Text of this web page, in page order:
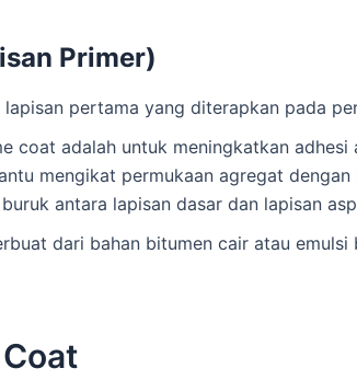
Primer)
pertama yang diterapkan pada
coat adalah untuk meningkatkan
mengikat permukaan agregat
antara lapisan dasar dan lapisan
dari bahan bitumen cair atau